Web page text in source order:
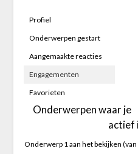
Profiel
Onderwerpen gestart
Aangemaakte reacties
Engagementen
Favorieten
Onderwerpen waar je
actief
Onderwerp 1 aan het bekijken (van